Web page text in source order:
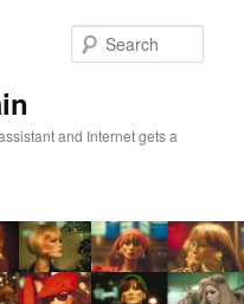
and Internet gets a